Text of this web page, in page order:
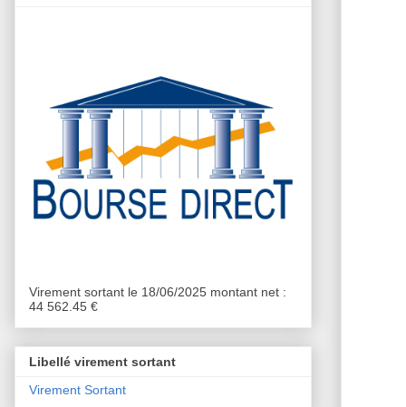
Virement sortant le 18/06/2025 montant net :
44 562.45 €
Libellé virement sortant
Virement Sortant